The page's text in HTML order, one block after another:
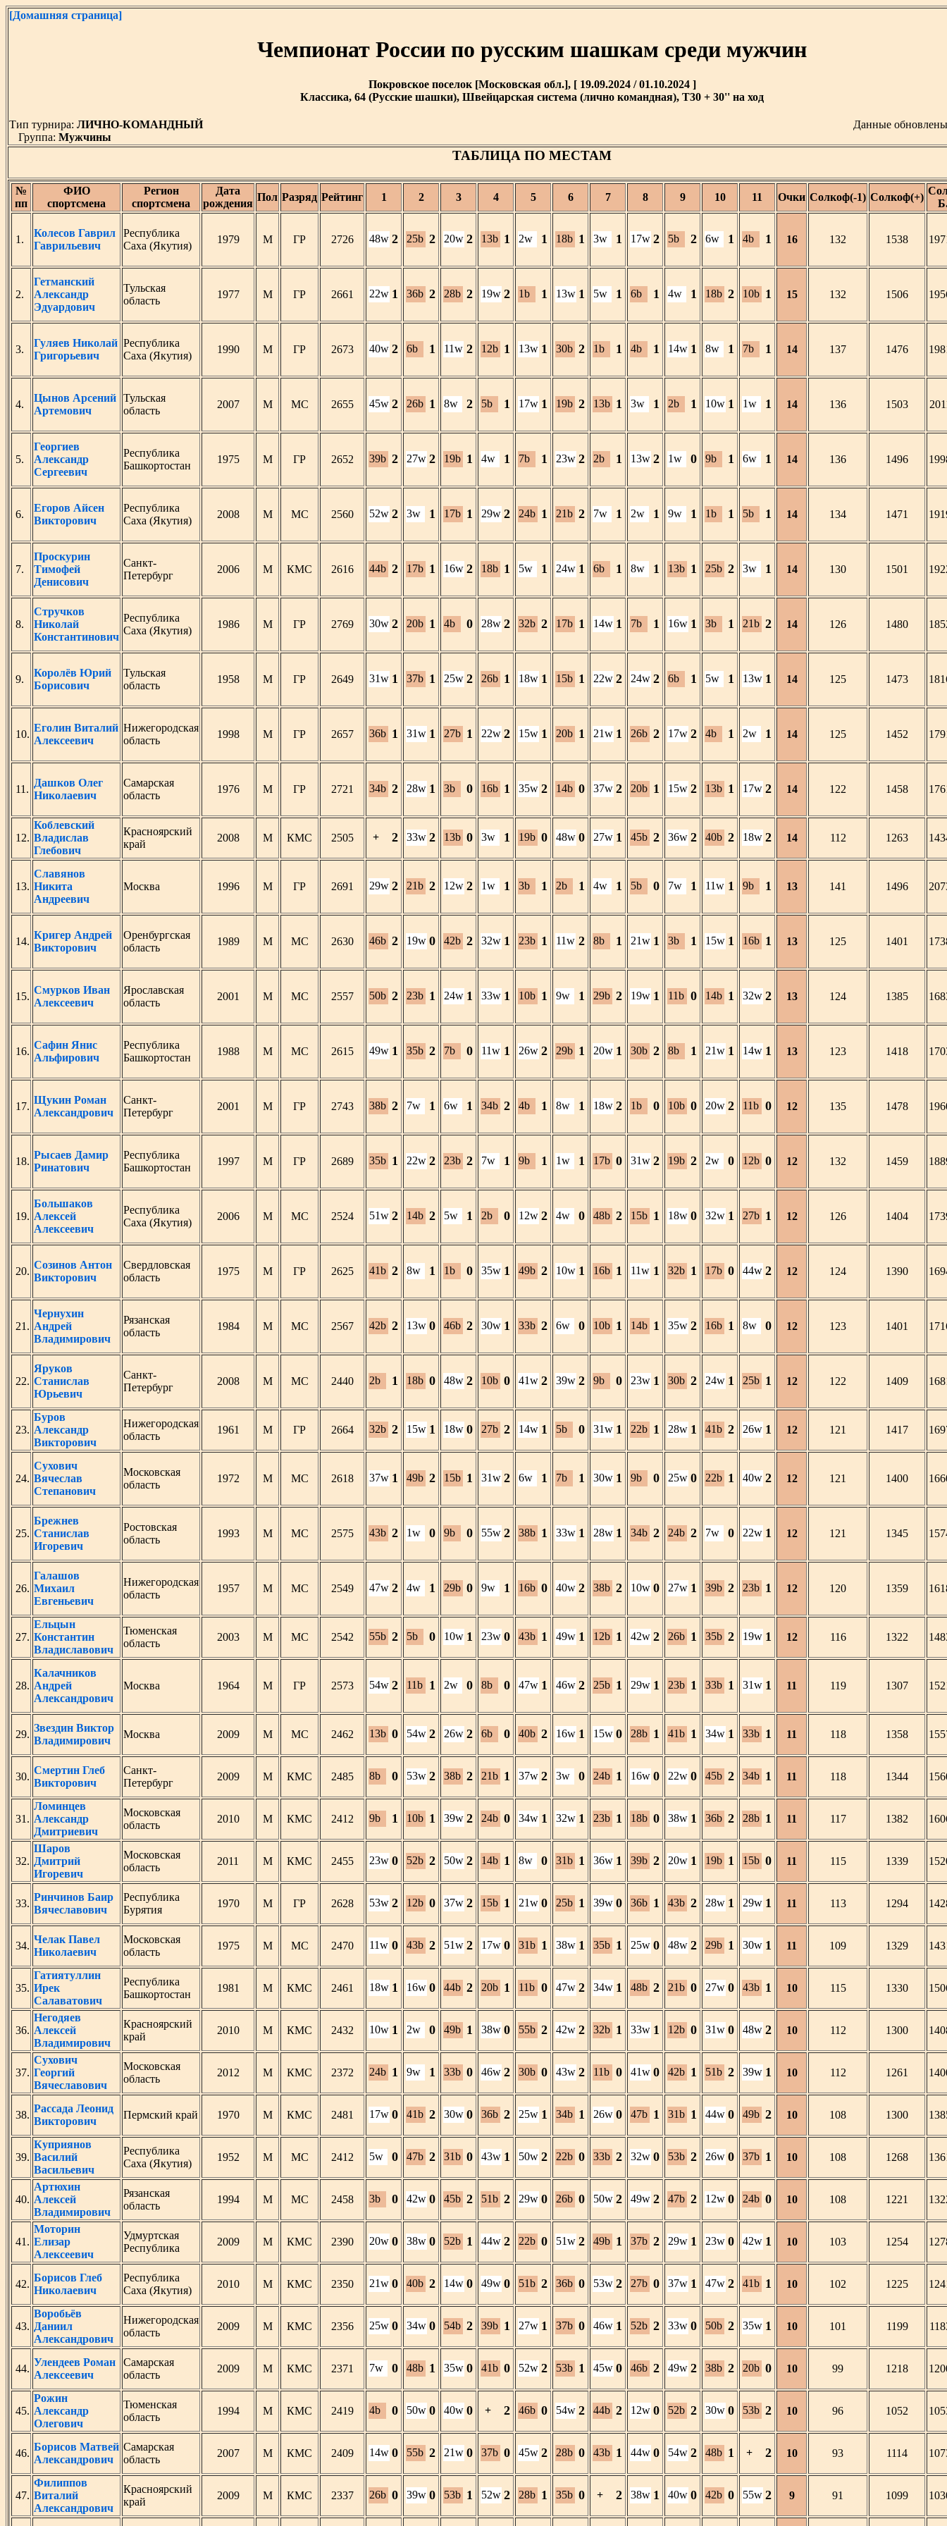
[Домашняя страница]
Чемпионат России по русским шашкам среди мужчин
Покровское поселок [Московская обл.], [ 19.09.2024 / 01.10.2024 ]
Классика, 64 (Русские шашки), Швейцарская система (лично командная), T30 + 30'' на ход
Тип турнира: ЛИЧНО-КОМАНДНЫЙ
Данные
Группа: Мужчины
ТАБЛИЦА ПО МЕСТАМ
№
пп
ФИО
спортсмена
Регион
спортсмена
Дата
рождения
Пол Разряд Рейтинг 1 2 3 4 5 6 7 8 9 10 11 Очки Солкоф(-1) Солкоф(+)
1.
Колесов Гаврил
Гаврильевич
Республика
Саха (Якутия)
1979 М ГР 2726 48w 2 25b 2 20w 2 13b 1 2w 1 18b 1 3w 1 17w 2 5b 2 6w 1 4b 1 16 132 1538
2.
Гетманский
Александр
Эдуардович
Тульская
область
1977 М ГР 2661 22w 1 36b 2 28b 2 19w 2 1b 1 13w 1 5w 1 6b 1 4w 1 18b 2 10b 1 15 132 1506
3.
Гуляев Николай
Григорьевич
Республика
Саха (Якутия)
1990 М ГР 2673 40w 2 6b 1 11w 2 12b 1 13w 1 30b 2 1b 1 4b 1 14w 1 8w 1 7b 1 14 137 1476
4.
Цынов Арсений
Артемович
Тульская
область
2007 М МС 2655 45w 2 26b 1 8w 2 5b 1 17w 1 19b 2 13b 1 3w 1 2b 1 10w 1 1w 1 14 136 1503
5.
Георгиев
Александр
Сергеевич
Республика
Башкортостан
1975 М ГР 2652 39b 2 27w 2 19b 1 4w 1 7b 1 23w 2 2b 1 13w 2 1w 0 9b 1 6w 1 14 136 1496
6.
Егоров Айсен
Викторович
Республика
Саха (Якутия)
2008 М МС 2560 52w 2 3w 1 17b 1 29w 2 24b 1 21b 2 7w 1 2w 1 9w 1 1b 1 5b 1 14 134 1471
7.
Проскурин
Тимофей
Денисович
Санкт-
Петербург
2006 М КМС 2616 44b 2 17b 1 16w 2 18b 1 5w 1 24w 1 6b 1 8w 1 13b 1 25b 2 3w 1 14 130 1501
8.
Стручков
Николай
Константинович
Республика
Саха (Якутия)
1986 М ГР 2769 30w 2 20b 1 4b 0 28w 2 32b 2 17b 1 14w 1 7b 1 16w 1 3b 1 21b 2 14 126 1480
9.
Королёв Юрий
Борисович
Тульская
область
1958 М ГР 2649 31w 1 37b 1 25w 2 26b 1 18w 1 15b 1 22w 2 24w 2 6b 1 5w 1 13w 1 14 125 1473
10.
Еголин Виталий
Алексеевич
Нижегородская
область
1998 М ГР 2657 36b 1 31w 1 27b 1 22w 2 15w 1 20b 1 21w 1 26b 2 17w 2 4b 1 2w 1 14 125 1452
11.
Дашков Олег
Николаевич
Самарская
область
1976 М ГР 2721 34b 2 28w 1 3b 0 16b 1 35w 2 14b 0 37w 2 20b 1 15w 2 13b 1 17w 2 14 122 1458
12.
Коблевский
Владислав
Глебович
Красноярский
край
2008 М КМС 2505 + 2 33w 2 13b 0 3w 1 19b 0 48w 0 27w 1 45b 2 36w 2 40b 2 18w 2 14 112 1263
13.
Славянов
Никита
Андреевич
Москва 1996 М ГР 2691 29w 2 21b 2 12w 2 1w 1 3b 1 2b 1 4w 1 5b 0 7w 1 11w 1 9b 1 13 141 1496
14.
Кригер Андрей
Викторович
Оренбургская
область
1989 М МС 2630 46b 2 19w 0 42b 2 32w 1 23b 1 11w 2 8b 1 21w 1 3b 1 15w 1 16b 1 13 125 1401
15.
Смурков Иван
Алексеевич
Ярославская
область
2001 М МС 2557 50b 2 23b 1 24w 1 33w 1 10b 1 9w 1 29b 2 19w 1 11b 0 14b 1 32w 2 13 124 1385
16.
Сафин Янис
Альфирович
Республика
Башкортостан
1988 М МС 2615 49w 1 35b 2 7b 0 11w 1 26w 2 29b 1 20w 1 30b 2 8b 1 21w 1 14w 1 13 123 1418
17.
Щукин Роман
Александрович
Санкт-
Петербург
2001 М ГР 2743 38b 2 7w 1 6w 1 34b 2 4b 1 8w 1 18w 2 1b 0 10b 0 20w 2 11b 0 12 135 1478
18.
Рысаев Дамир
Ринатович
Республика
Башкортостан
1997 М ГР 2689 35b 1 22w 2 23b 2 7w 1 9b 1 1w 1 17b 0 31w 2 19b 2 2w 0 12b 0 12 132 1459
19.
Большаков
Алексей
Алексеевич
Республика
Саха (Якутия)
2006 М МС 2524 51w 2 14b 2 5w 1 2b 0 12w 2 4w 0 48b 2 15b 1 18w 0 32w 1 27b 1 12 126 1404
20.
Созинов Антон
Викторович
Свердловская
область
1975 М ГР 2625 41b 2 8w 1 1b 0 35w 1 49b 2 10w 1 16b 1 11w 1 32b 1 17b 0 44w 2 12 124 1390
21.
Чернухин
Андрей
Владимирович
Рязанская
область
1984 М МС 2567 42b 2 13w 0 46b 2 30w 1 33b 2 6w 0 10b 1 14b 1 35w 2 16b 1 8w 0 12 123 1401
22.
Яруков
Станислав
Юрьевич
Санкт-
Петербург
2008 М МС 2440 2b 1 18b 0 48w 2 10b 0 41w 2 39w 2 9b 0 23w 1 30b 2 24w 1 25b 1 12 122 1409
23.
Буров
Александр
Викторович
Нижегородская
область
1961 М ГР 2664 32b 2 15w 1 18w 0 27b 2 14w 1 5b 0 31w 1 22b 1 28w 1 41b 2 26w 1 12 121 1417
24.
Сухович
Вячеслав
Степанович
Московская
область
1972 М МС 2618 37w 1 49b 2 15b 1 31w 2 6w 1 7b 1 30w 1 9b 0 25w 0 22b 1 40w 2 12 121 1400
25.
Брежнев
Станислав
Игоревич
Ростовская
область
1993 М МС 2575 43b 2 1w 0 9b 0 55w 2 38b 1 33w 1 28w 1 34b 2 24b 2 7w 0 22w 1 12 121 1345
26.
Галашов
Михаил
Евгеньевич
Нижегородская
область
1957 М МС 2549 47w 2 4w 1 29b 0 9w 1 16b 0 40w 2 38b 2 10w 0 27w 1 39b 2 23b 1 12 120 1359
27.
Ельцын
Константин
Владиславович
Тюменская
область
2003 М МС 2542 55b 2 5b 0 10w 1 23w 0 43b 1 49w 1 12b 1 42w 2 26b 1 35b 2 19w 1 12 116 1322
28.
Калачников
Андрей
Александрович
Москва 1964 М ГР 2573 54w 2 11b 1 2w 0 8b 0 47w 1 46w 2 25b 1 29w 1 23b 1 33b 1 31w 1 11 119 1307
29.
Звездин Виктор
Владимирович
Москва 2009 М МС 2462 13b 0 54w 2 26w 2 6b 0 40b 2 16w 1 15w 0 28b 1 41b 1 34w 1 33b 1 11 118 1358
30.
Смертин Глеб
Викторович
Санкт-
Петербург
2009 М КМС 2485 8b 0 53w 2 38b 2 21b 1 37w 2 3w 0 24b 1 16w 0 22w 0 45b 2 34b 1 11 118 1344
31.
Ломинцев
Александр
Дмитриевич
Московская
область
2010 М КМС 2412 9b 1 10b 1 39w 2 24b 0 34w 1 32w 1 23b 1 18b 0 38w 1 36b 2 28b 1 11 117 1382
32.
Шаров
Дмитрий
Игоревич
Московская
область
2011 М КМС 2455 23w 0 52b 2 50w 2 14b 1 8w 0 31b 1 36w 1 39b 2 20w 1 19b 1 15b 0 11 115 1339
33.
Ринчинов Баир
Вячеславович
Республика
Бурятия
1970 М ГР 2628 53w 2 12b 0 37w 2 15b 1 21w 0 25b 1 39w 0 36b 1 43b 2 28w 1 29w 1 11 113 1294
34.
Челак Павел
Николаевич
Московская
область
1975 М МС 2470 11w 0 43b 2 51w 2 17w 0 31b 1 38w 1 35b 1 25w 0 48w 2 29b 1 30w 1 11 109 1329
35.
Гатиятуллин
Ирек
Салаватович
Республика
Башкортостан
1981 М КМС 2461 18w 1 16w 0 44b 2 20b 1 11b 0 47w 2 34w 1 48b 2 21b 0 27w 0 43b 1 10 115 1330
36.
Негодяев
Алексей
Владимирович
Красноярский
край
2010 М КМС 2432 10w 1 2w 0 49b 1 38w 0 55b 2 42w 2 32b 1 33w 1 12b 0 31w 0 48w 2 10 112 1300
37.
Сухович
Георгий
Вячеславович
Московская
область
2012 М КМС 2372 24b 1 9w 1 33b 0 46w 2 30b 0 43w 2 11b 0 41w 0 42b 1 51b 2 39w 1 10 112 1261
38.
Рассада Леонид
Викторович
Пермский край 1970 М КМС 2481 17w 0 41b 2 30w 0 36b 2 25w 1 34b 1 26w 0 47b 1 31b 1 44w 0 49b 2 10 108 1300
39.
Куприянов
Василий
Васильевич
Республика
Саха (Якутия)
1952 М МС 2412 5w 0 47b 2 31b 0 43w 1 50w 2 22b 0 33b 2 32w 0 53b 2 26w 0 37b 1 10 108 1268
40.
Артюхин
Алексей
Владимирович
Рязанская
область
1994 М МС 2458 3b 0 42w 0 45b 2 51b 2 29w 0 26b 0 50w 2 49w 2 47b 2 12w 0 24b 0 10 108 1221
41.
Моторин
Елизар
Алексеевич
Удмуртская
Республика
2009 М КМС 2390 20w 0 38w 0 52b 1 44w 2 22b 0 51w 2 49b 1 37b 2 29w 1 23w 0 42w 1 10 103 1254
42.
Борисов Глеб
Николаевич
Республика
Саха (Якутия)
2010 М КМС 2350 21w 0 40b 2 14w 0 49w 0 51b 2 36b 0 53w 2 27b 0 37w 1 47w 2 41b 1 10 102 1225
43.
Воробьёв
Даниил
Александрович
Нижегородская
область
2009 М КМС 2356 25w 0 34w 0 54b 2 39b 1 27w 1 37b 0 46w 1 52b 2 33w 0 50b 2 35w 1 10 101 1199
44.
Улендеев Роман
Алексеевич
Самарская
область
2009 М КМС 2371 7w 0 48b 1 35w 0 41b 0 52w 2 53b 1 45w 0 46b 2 49w 2 38b 2 20b 0 10 99 1218
45.
Рожин
Александр
Олегович
Тюменская
область
1994 М КМС 2419 4b 0 50w 0 40w 0 + 2 46b 0 54w 2 44b 2 12w 0 52b 2 30w 0 53b 2 10 96 1052
46.
Борисов Матвей
Александрович
Самарская
область
2007 М КМС 2409 14w 0 55b 2 21w 0 37b 0 45w 2 28b 0 43b 1 44w 0 54w 2 48b 1 + 2 10 93 1114
47.
Филиппов
Виталий
Александрович
Красноярский
край
2009 М КМС 2337 26b 0 39w 0 53b 1 52w 2 28b 1 35b 0 + 2 38w 1 40w 0 42b 0 55w 2 9 91 1099